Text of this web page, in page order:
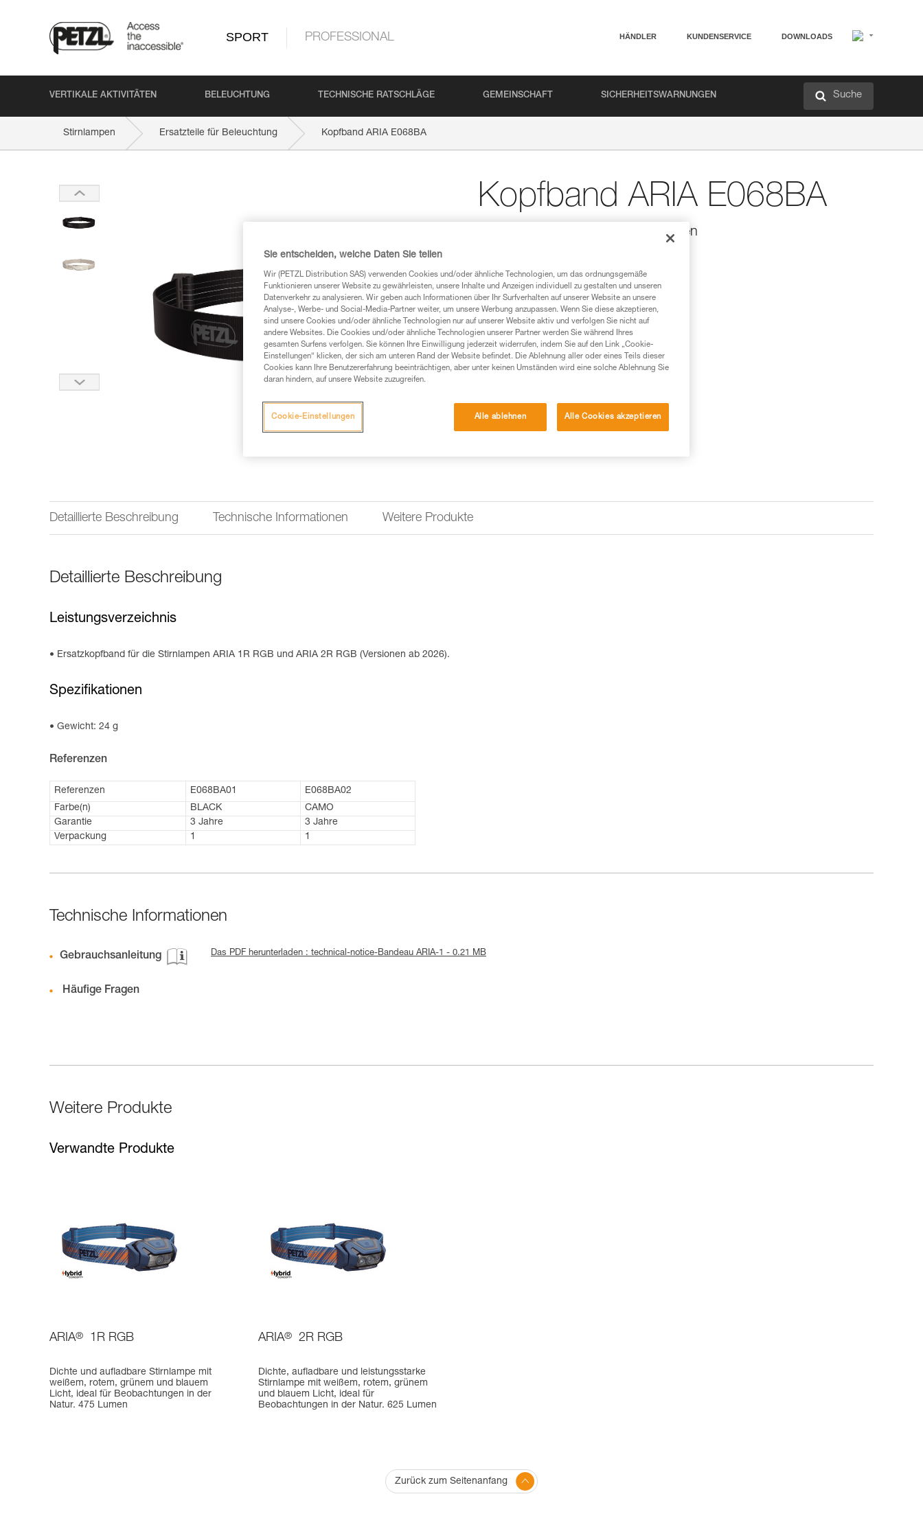
SPORT PROFESSIONAL HÄNDLER KUNDENSERVICE DOWNLOADS
VERTIKALE AKTIVITÄTEN BELEUCHTUNG TECHNISCHE RATSCHLÄGE GEMEINSCHAFT SICHERHEITSWARNUNGEN Suche
Stirnlampen Ersatzteile für Beleuchtung Kopfband ARIA E068BA
Kopfband ARIA E068BA
Ersatzkopfband für ARIA-Stirnlampen
Einen Händler finden
Detaillierte Beschreibung Technische Informationen Weitere Produkte
Detaillierte Beschreibung
Leistungsverzeichnis
Ersatzkopfband für die Stirnlampen ARIA 1R RGB und ARIA 2R RGB (Versionen ab 2026).
Spezifikationen
Gewicht: 24 g
Referenzen
Referenzen E068BA01
E068BA02
Farbe(n)
BLACK
CAMO
Garantie
3 Jahre
3 Jahre
Verpackung
1 1
Technische Informationen
Gebrauchsanleitung Das PDF herunterladen : technical-notice-Bandeau ARIA-1 - 0.21 MB
Häufige Fragen
Weitere Produkte
Verwandte Produkte
ARIA® 1R RGB
Dichte und aufladbare Stirnlampe mit
weißem, rotem, grünem und blauem
Licht, ideal für Beobachtungen in der
Natur. 475 Lumen
ARIA® 2R RGB
Dichte, aufladbare und leistungsstarke
Stirnlampe mit weißem, rotem, grünem
und blauem Licht, ideal für
Beobachtungen in der Natur. 625 Lumen
Zurück zum Seitenanfang
Sie entscheiden, welche Daten Sie teilen
Wir (PETZL Distribution SAS) verwenden Cookies und/oder ähnliche Technologien, um das ordnungsgemäße
Funktionieren unserer Website zu gewährleisten, unsere Inhalte und Anzeigen individuell zu gestalten und unseren
Datenverkehr zu analysieren. Wir geben auch Informationen über Ihr Surfverhalten auf unserer Website an unsere
Analyse-, Werbe- und Social-Media-Partner weiter, um unsere Werbung anzupassen. Wenn Sie diese akzeptieren,
sind unsere Cookies und/oder ähnliche Technologien nur auf unserer Website aktiv und verfolgen Sie nicht auf
andere Websites. Die Cookies und/oder ähnliche Technologien unserer Partner werden Sie während Ihres
gesamten Surfens verfolgen. Sie können Ihre Einwilligung jederzeit widerrufen, indem Sie auf den Link „Cookie-
Einstellungen“ klicken, der sich am unteren Rand der Website befindet. Die Ablehnung aller oder eines Teils dieser
Cookies kann Ihre Benutzererfahrung beeinträchtigen, aber unter keinen Umständen wird eine solche Ablehnung Sie
daran hindern, auf unsere Website zuzugreifen.
Alle ablehnen Alle Cookies akzeptieren
Cookie-Einstellungen